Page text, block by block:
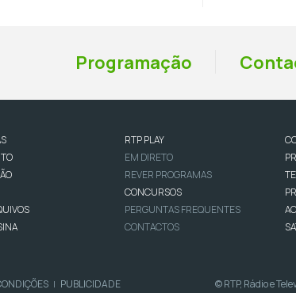
Programação
RTP PLAY
EM DIRETO
REVER PROGRAMAS
CONCURSOS
PERGUNTAS FREQUENTES
CONTACTOS
| PUBLICIDADE © RTP, Rádio e